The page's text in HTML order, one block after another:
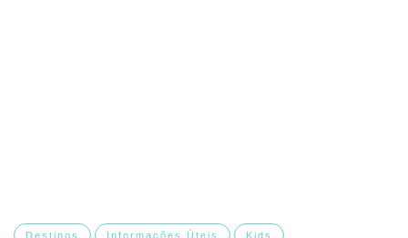
Destinos Informações Úteis Kids